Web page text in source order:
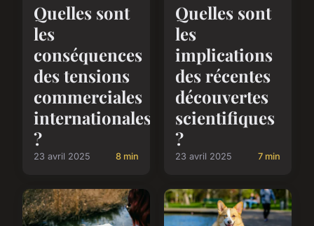
Quelles sont
les
conséquences
des tensions
commerciales
internationales
?
23 avril 2025 8 min
Quelles sont
les
implications
des récentes
découvertes
scientifiques
?
23 avril 2025 7 min